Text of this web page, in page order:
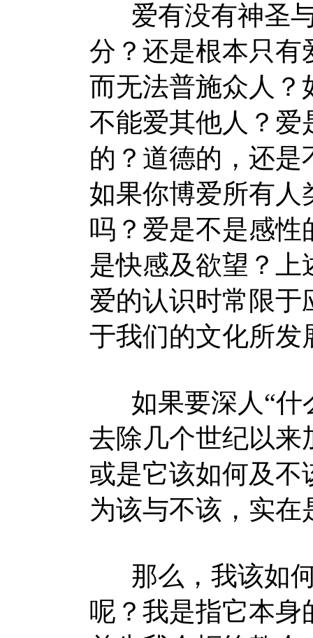
爱有没有神圣与
分？还是根本只有
而无法普施众人？
不能爱其他人？爱
的？道德的，还
如果你博爱所有人
吗？爱是不是感性
是快感及欲望？
爱的认识时常限于
于我们的文化所发
如果要深人“什
去除几个世纪以来
或是它该如何及不
为该与不该，实
那么，我该如何
呢？我是指它本身